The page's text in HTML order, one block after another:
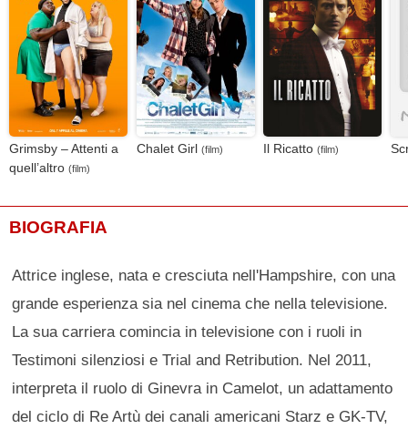
Grimsby – Attenti a
quell’altro (film)
Chalet Girl (film) Il Ricatto (film)
BIOGRAFIA
Attrice inglese, nata e cresciuta nell'Hampshire, con una
grande esperienza sia nel cinema che nella televisione.
La sua carriera comincia in televisione con i ruoli in
Testimoni silenziosi e Trial and Retribution. Nel 2011,
interpreta il ruolo di Ginevra in Camelot, un adattamento
del ciclo di Re Artù dei canali americani Starz e GK-TV,